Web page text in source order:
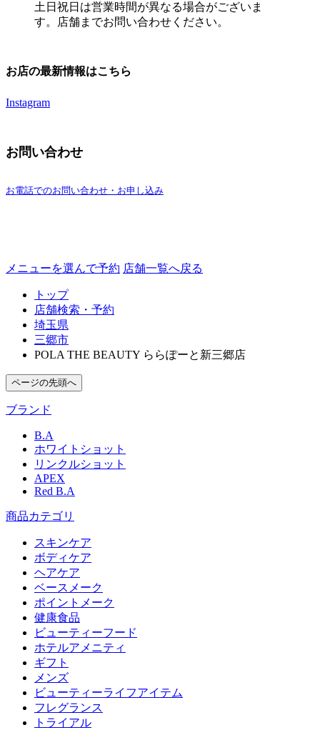
土日祝日は営業時間が異なる場合がございま
す。店舗までお問い合わせください。
お店の最新情報はこちら
Instagram
お問い合わせ
お電話でのお問い合わせ・お申し込み
メニューを選んで予約 店舗一覧へ戻る
トップ
店舗検索・予約
埼玉県
三郷市
POLA THE BEAUTY ららぽーと新三郷店
ページの先頭へ
ブランド
B.A
ホワイトショット
リンクルショット
APEX
Red B.A
商品カテゴリ
スキンケア
ボディケア
ヘアケア
​ベースメーク​
ポイントメーク​
健康食品
ビューティーフード
ホテルアメニティ
ギフト
メンズ
ビューティーライフアイテム
フレグランス
トライアル